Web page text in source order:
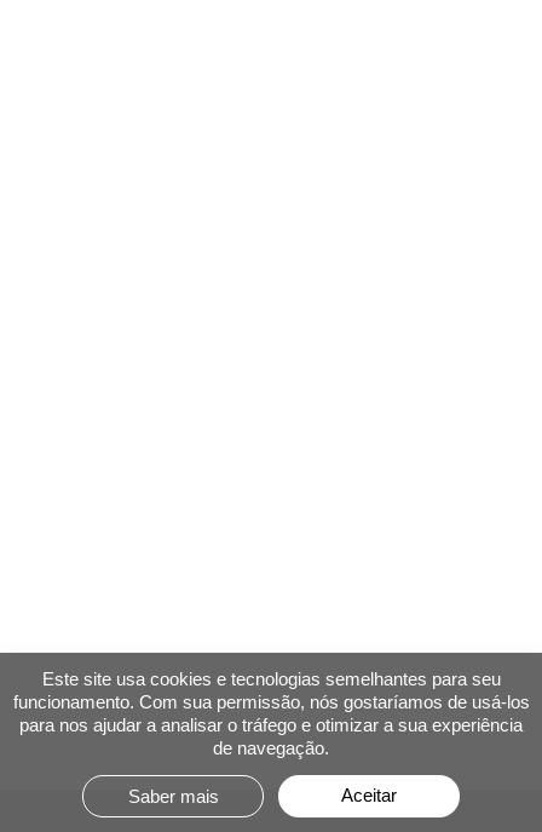
Este site usa cookies e tecnologias semelhantes para seu
funcionamento. Com sua permissão, nós gostaríamos de usá-los
para nos ajudar a analisar o tráfego e otimizar a sua experiência
de navegação.
Saber mais Aceitar